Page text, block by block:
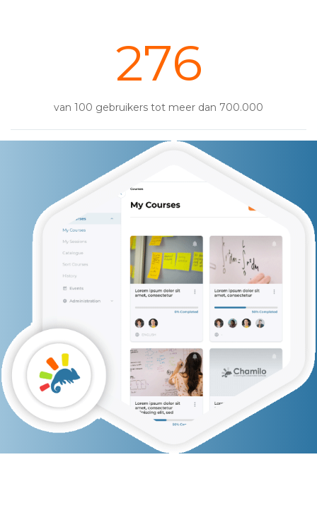
345
van 100 gebruikers tot meer dan 700.000